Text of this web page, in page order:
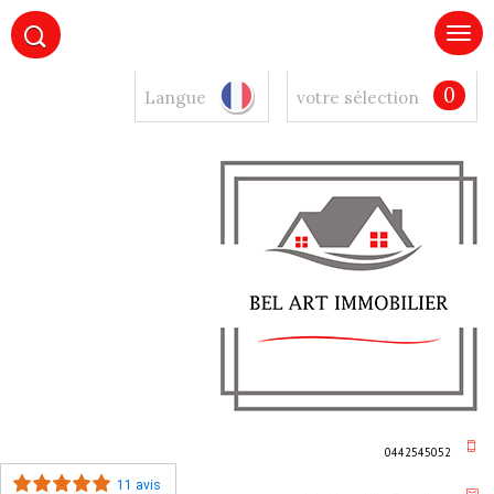
Langue votre sélection 0
0442545052
11 avis